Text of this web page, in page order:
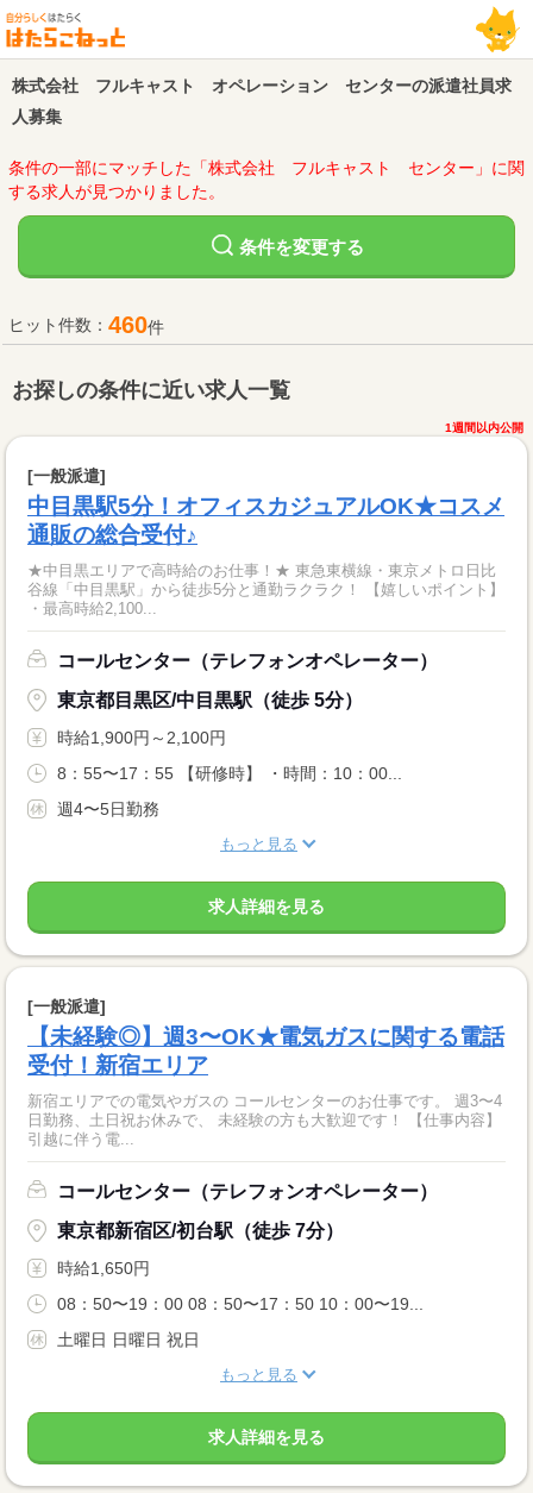
株式会社 フルキャスト オペレーション センターの派遣社員求
人募集
条件の一部にマッチした「株式会社 フルキャスト センター」に関
する求人が見つかりました。
条件を変更する
ヒット件数： 460件
お探しの条件に近い求人一覧
1週間以内公開
[一般派遣]
中目黒駅5分！オフィスカジュアルOK★コスメ
通販の総合受付♪
★中目黒エリアで高時給のお仕事！★ 東急東横線・東京メトロ日比
谷線「中目黒駅」から徒歩5分と通勤ラクラク！ 【嬉しいポイント】
・最高時給2,100...
コールセンター（テレフォンオペレーター）
東京都目黒区/中目黒駅（徒歩 5分）
時給1,900円～2,100円
8：55〜17：55 【研修時】 ・時間：10：00...
週4〜5日勤務
もっと見る
求人詳細を見る
[一般派遣]
【未経験◎】週3〜OK★電気ガスに関する電話
受付！新宿エリア
新宿エリアでの電気やガスの コールセンターのお仕事です。 週3〜4
日勤務、土日祝お休みで、 未経験の方も大歓迎です！ 【仕事内容】
引越に伴う電...
コールセンター（テレフォンオペレーター）
東京都新宿区/初台駅（徒歩 7分）
時給1,650円
08：50〜19：00 08：50〜17：50 10：00〜19...
土曜日 日曜日 祝日
もっと見る
求人詳細を見る